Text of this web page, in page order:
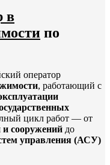
в
по
оператор
, работающий с
цикл работ — от
и сооружений до
управления (АСУ)